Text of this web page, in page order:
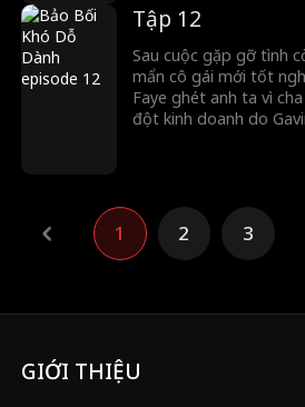
hôn, và dù cô cố gắng
dần yêu anh...
Tập 12
Sau cuộc gặp gỡ tình
mẩn cô gái mới tốt
Faye ghét anh ta vì
đột kinh doanh do
dần yêu anh...
1 2 3
GIỚI THIỆU